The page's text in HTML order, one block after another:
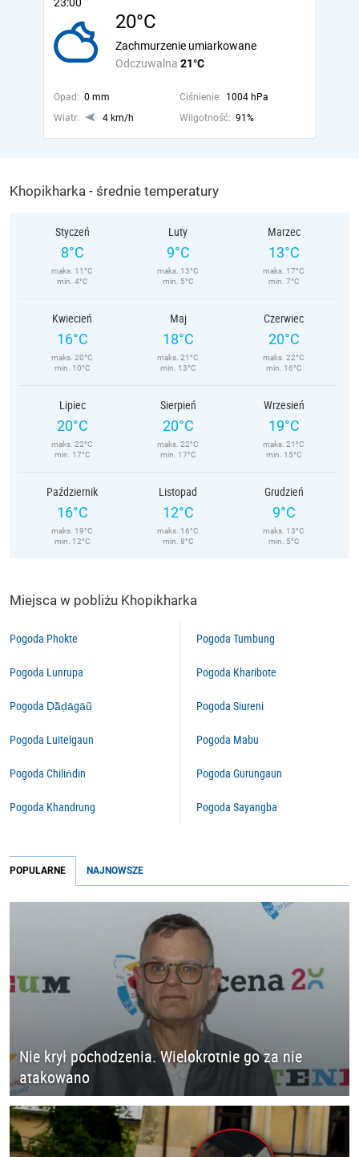
20°C
Odczuwalna 21°C
Zachmurzenie umiarkowane
Opad: 0 mm Ciśnienie: 1004 hPa
Wiatr:
4 km/h Wilgotność: 91%
Khopikharka - średnie temperatury
Styczeń
8°C
maks. 11°C
min. 4°C
Luty
9°C
maks. 13°C
min. 5°C
Marzec
13°C
maks. 17°C
min. 7°C
Kwiecień
16°C
maks. 20°C
min. 10°C
Maj
18°C
maks. 21°C
min. 13°C
Czerwiec
20°C
maks. 22°C
min. 16°C
Lipiec
20°C
maks. 22°C
min. 17°C
Sierpień
20°C
maks. 22°C
min. 17°C
Wrzesień
19°C
maks. 21°C
min. 15°C
Październik
16°C
maks. 19°C
min. 12°C
Listopad
12°C
maks. 16°C
min. 8°C
Grudzień
9°C
maks. 13°C
min. 5°C
Miejsca w pobliżu Khopikharka
Pogoda Phokte
Pogoda Lunrupa
Pogoda Ḍā̃ḍāgāũ
Pogoda Luitelgaun
Pogoda Chiliṅdin
Pogoda Khandrung
Pogoda Tumbung
Pogoda Kharibote
Pogoda Siureni
Pogoda Mabu
Pogoda Gurungaun
Pogoda Sayangba
POPULARNE NAJNOWSZE
Nie krył pochodzenia. Wielokrotnie go za nie
atakowano